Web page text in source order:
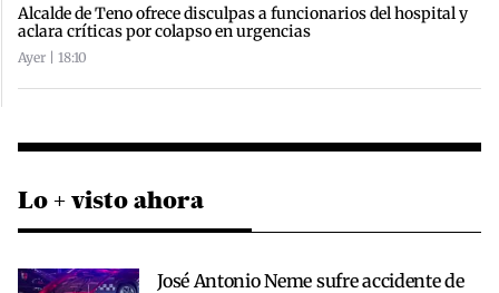
Alcalde de Teno ofrece disculpas a funcionarios del hospital y
aclara críticas por colapso en urgencias
Ayer | 18:10
Lo + visto ahora
José Antonio Neme sufre accidente de